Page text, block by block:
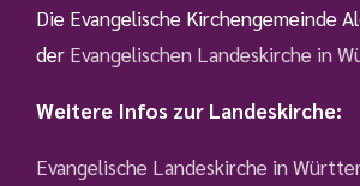
Die Evangelische Kirchengemeinde
der Evangelischen Landeskirche in
Weitere Infos zur Landeskirche:
Evangelische Landeskirche in